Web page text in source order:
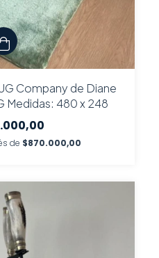
Company de Diane
Medidas: 480 x 248
de $870.000,00